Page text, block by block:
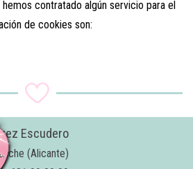
contratado algún servicio para el
de cookies son:
Escudero
Elche (Alicante)